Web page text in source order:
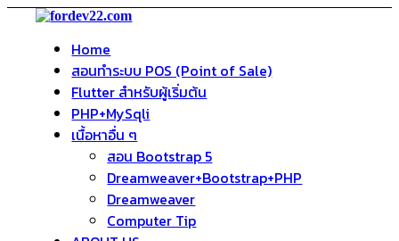
Home
สอนทำระบบ POS (Point of Sale)
Flutter สำหรับผู้เริ่มต้น
PHP+MySqli
เนื้อหาอื่น ๆ
สอน Bootstrap 5
Dreamweaver+Bootstrap+PHP
Dreamweaver
Computer Tip